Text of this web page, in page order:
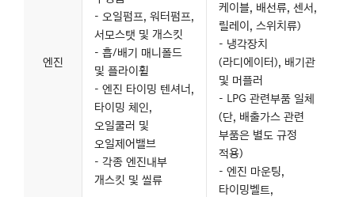
엔진
- 오일펌프, 워터펌프,
서모스탯 및 개스킷
- 흡/배기 매니폴드
및 플라이휠
- 엔진 타이밍 텐셔너,
타이밍 체인,
오일쿨러 및
오일제어밸브
- 각종 엔진내부
개스킷 및 씰류
케이블, 배선류, 센서,
릴레이, 스위치류)
- 냉각장치
(라디에이터), 배기관
및 머플러
- LPG 관련부품 일체
(단, 배출가스 관련
부품은 별도 규정
적용)
- 엔진 마운팅,
타이밍벨트,